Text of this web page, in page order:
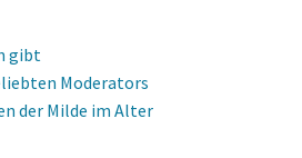
gibt
Moderators
der Milde im Alter